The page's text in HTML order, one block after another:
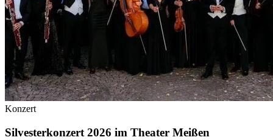
Konzert
Silvesterkonzert 2026 im Theater Meißen